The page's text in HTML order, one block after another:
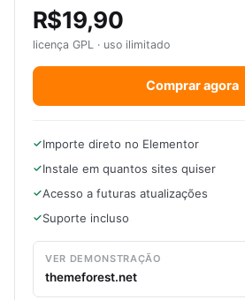
R$19,90
licença GPL · uso ilimitado
Comprar agora
Importe direto no Elementor
Instale em quantos sites quiser
Acesso a futuras atualizações
Suporte incluso
VER DEMONSTRAÇÃO
themeforest.net